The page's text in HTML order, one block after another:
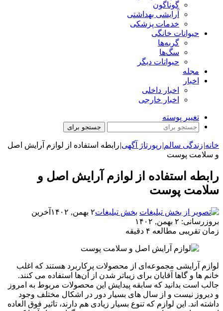
گوناگون
آرایشی بهداشتی
خدمات پزشکی
حیوانات خانگی
گربه‌ها
سگ‌ها
حیوانات دیگر
مجله
اخبار
اخبار داخلی
اخبار خارجی
تغییر پوسته
جستجو برای
خانه|زندگی سالم|رپورتاژ آگهی|رابطه استفاده از لوازم آرایش اصل
و سلامت پوست
رابطه استفاده از لوازم آرایش اصل و
سلامت پوست
بخش تبلیغات۲ بهمن, ۱۴۰۲
آخرین
بروزرسانی: ۲ بهمن, ۱۴۰۲
زمان تقریبی مطالعه ۴ دقیقه
لوازم آرایشی مجموعه‌ای از محصولات پرکاربرد هستند که اغلب
خانم ها و گاها آقایان برای زیباتر شدن از آن‌ها استفاده می کنند.
جالب است بدانید که سابقه پیدایش این محصولات مربوط به امروز
و دیروز نیست و از سال های بسیار دور در اشکال مختلف وجود
داشته اند. این لوازم که تنوع بسیار زیادی هم دارند، تاثیر فوق العاده